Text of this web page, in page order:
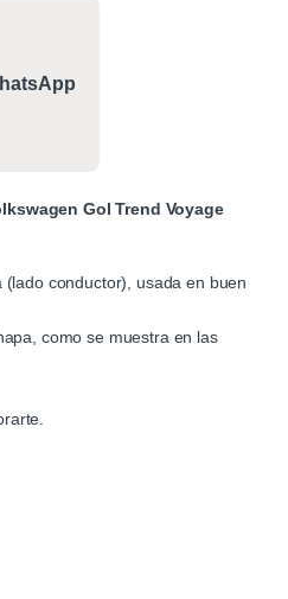
Gol Trend Voyage
conductor), usada en buen
como se muestra en las